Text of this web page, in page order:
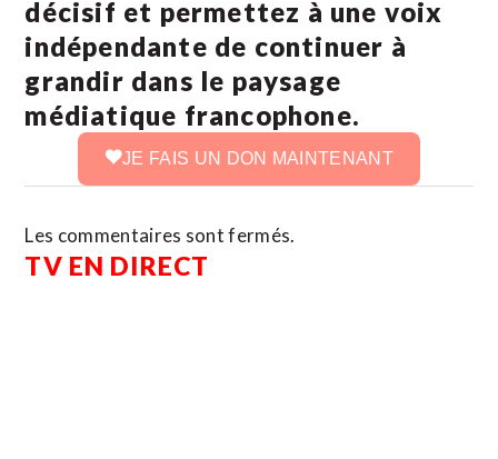
décisif et permettez à une voix
indépendante de continuer à
grandir dans le paysage
médiatique francophone.
JE FAIS UN DON MAINTENANT
Les commentaires sont fermés.
TV EN DIRECT